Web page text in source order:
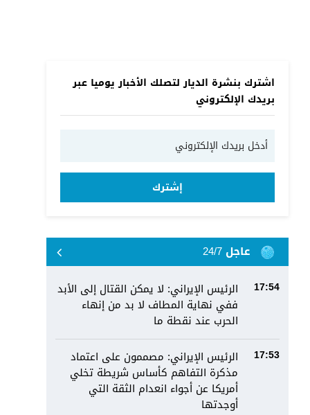
اشترك بنشرة الديار لتصلك الأخبار يوميا عبر
بريدك الإلكتروني
إشترك
عاجل 24/7
17:54
الرئيس الإيراني: لا يمكن القتال إلى الأبد
ففي نهاية المطاف لا بد من إنهاء
الحرب عند نقطة ما
17:53
الرئيس الإيراني: مصممون على اعتماد
مذكرة التفاهم كأساس شريطة تخلي
أمريكا عن أجواء انعدام الثقة التي
أوجدتها